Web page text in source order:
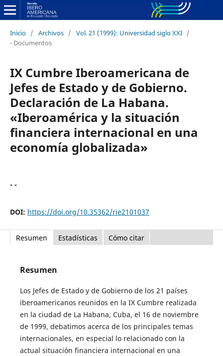
Inicio / Archivos / Vol. 21 (1999): Universidad siglo XXI /
- Documentos
IX Cumbre Iberoamericana de
Jefes de Estado y de Gobierno.
Declaración de La Habana.
«Iberoamérica y la situación
financiera internacional en una
economía globalizada»
- -
DOI: https://doi.org/10.35362/rie2101037
Resumen Estadísticas Cómo citar
Resumen
Los Jefes de Estado y de Gobierno de los 21 países
iberoamericanos reunidos en la IX Cumbre realizada
en la ciudad de La Habana, Cuba, el 16 de noviembre
de 1999, debatimos acerca de los principales temas
internacionales, en especial lo relacionado con la
actual situación financiera internacional en una